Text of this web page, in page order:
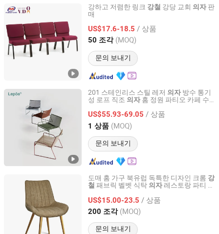
강하고 저렴한 링크 강철 강당 교회 의자 판
매
US$17.6-18.5 / 상품
50 조각 (MOQ)
문의 보내기
Guangdong Xinyimei Furniture Co., Ltd.
Guangdong, China 이후 2012
201 스테인리스 스틸 레저 의자 방수 통기
성 로프 직조 의자 홈 정원 파티오 카페 수
US$55.93-69.05 / 상품
1 상품 (MOQ)
문의 보내기
SUNLINK FURNITURE LTD.
Guangdong, China 이후 2026
도매 홈 가구 북유럽 독특한 디자인 크롬 강
철 패브릭 벨벳 식탁 의자 레스토랑 파티 연
US$15.00-23.5 / 상품
200 조각 (MOQ)
문의 보내기
Bazhou Yuehui Metal Products Co., Ltd.
Hebei, China 이후 2025